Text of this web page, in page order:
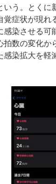
いう。とくに
覚症状が現れ
感染させる可
拍数の変化か
感染拡大を軽